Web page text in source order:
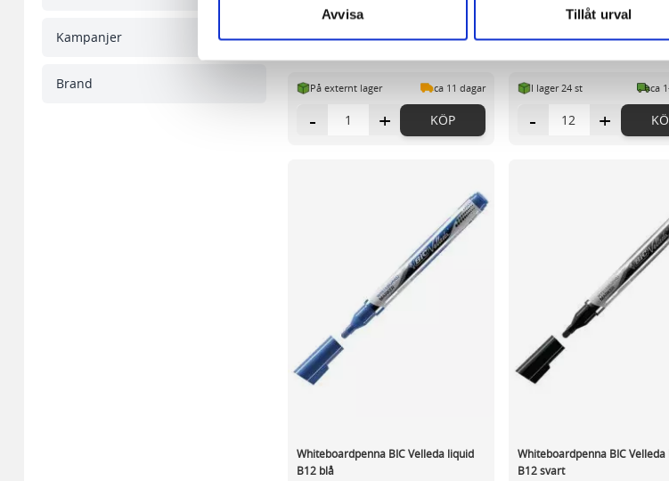
Vi använder enhetsidentifierare för att anpassa innehållet och
till de sociala medier och annons- och analysföretag som vi
med annan information som du har tillhandahållit eller som de har
Avvisa Tillåt urval
Kampanjer
Brand På externt lager ca 11 dagar
- + KÖP
I lager 24 st ca
- +
Whiteboardpenna BIC Velleda liquid
B12 blå
Whiteboardpenna BIC Velleda
B12 svart